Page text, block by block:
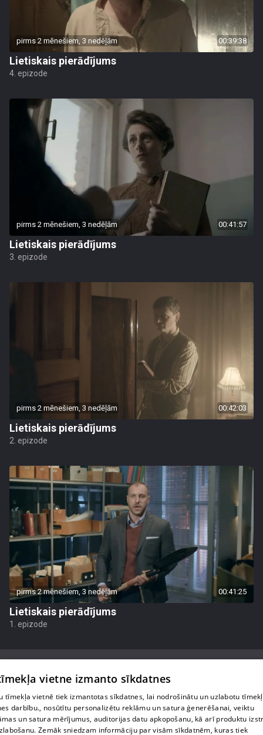
pirms 2 mēnešiem, 3 nedēļām 00:39:38
Lietiskais pierādījums
4. epizode
pirms 2 mēnešiem, 3 nedēļām 00:41:57
Lietiskais pierādījums
3. epizode
pirms 2 mēnešiem, 3 nedēļām 00:42:03
Lietiskais pierādījums
2. epizode
pirms 2 mēnešiem, 3 nedēļām 00:41:25
Lietiskais pierādījums
1. epizode
Par mums
Privātuma politika
vietne izmanto sīkdatnes
tīmekļa vietnē tiek izmantotas sīkdatnes, lai nodrošinātu un uzlabotu
darbību., nosūtītu personalizētu reklāmu un satura ģenerēšanai, veiktu
un satura mērījumus, auditorijas datu apkopošanu, kā arī produktu
Zemāk sniedzam informāciju par visām sīkdatnēm, kuras tiek